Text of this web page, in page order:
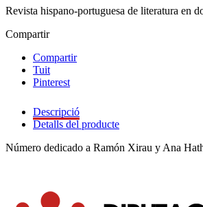
Revista hispano-portuguesa de literatura en
Compartir
Compartir
Tuit
Pinterest
Descripció
Detalls del producte
Número dedicado a Ramón Xirau y Ana